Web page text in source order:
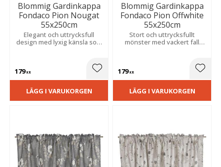
Blommig Gardinkappa
Fondaco Pion Nougat
55x250cm
Elegant och uttrycksfull
design med lyxig känsla som
179KR Lägg till i favoriter
LÄGG I VARUKORGEN
Blommig Gardinkappa
Fondaco Pion Offwhite
55x250cm
Stort och uttrycksfullt
mönster med vackert fall
179KR
LÄGG I VARUKORGEN